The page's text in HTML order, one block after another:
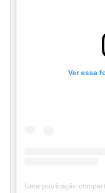
Ver essa